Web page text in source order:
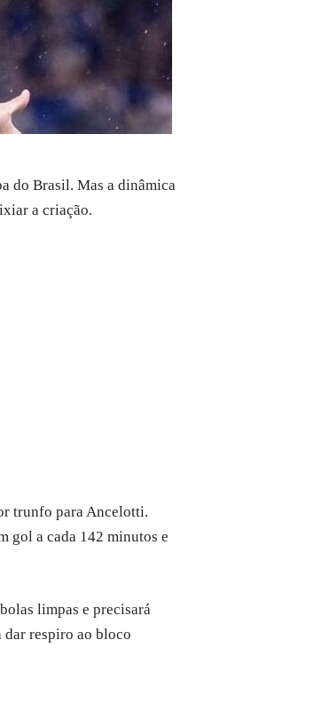
do Brasil. Mas a dinâmica
a criação.
trunfo para Ancelotti.
gol a cada 142 minutos e
limpas e precisará
dar respiro ao bloco